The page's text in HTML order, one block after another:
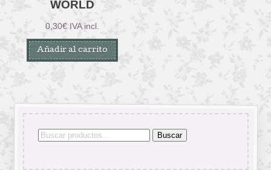
WORLD
0,30€ IVA incl.
Añadir al carrito
Buscar
Buscar